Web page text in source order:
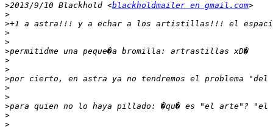
>2013/9/10 Blackhold <blackholdmailer en gmail.com
>
>
>
>
>
>
>
>
>
>
>
>
>